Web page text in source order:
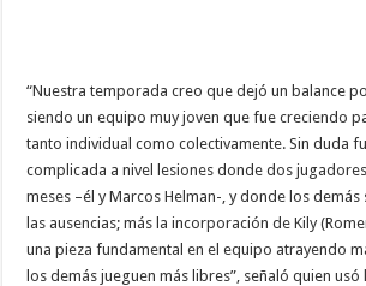
“Nuestra temporada creo que dejó un balance
siendo un equipo muy joven que fue creciendo
tanto individual como colectivamente. Sin duda
complicada a nivel lesiones donde dos
meses –él y Marcos Helman-, y donde los
las ausencias; más la incorporación de Kily
una pieza fundamental en el equipo atrayendo
los demás jueguen más libres”, señaló quien usó